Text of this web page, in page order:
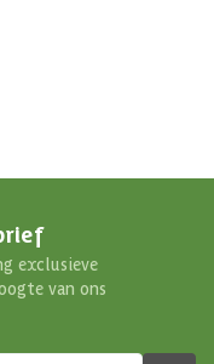
exclusieve
van ons